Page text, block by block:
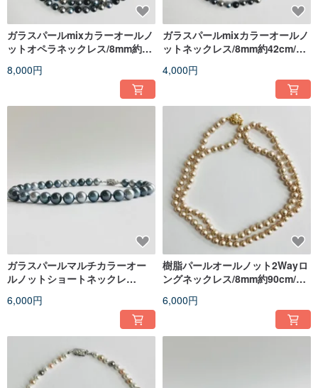
ガラスパールmixカラーオールノ
ットオペラネックレス/8mm約
8,000円
ガラスパールmixカラーオールノ
ットネックレス/8mm約42cm/ブ
4,000円
ガラスパールマルチカラーオー
ルノットショートネックレ
クmix/made in japan
6,000円
樹脂パールオールノット2Wayロ
ングネックレス/8mm約90cm/フ
6,000円